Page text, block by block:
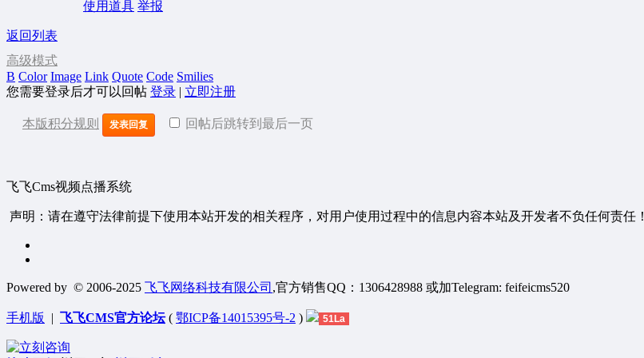
使用道具 举报
返回列表
高级模式
B Color Image Link Quote Code Smilies
您需要登录后才可以回帖 登录 | 立即注册
本版积分规则 发表回复 回帖后跳转到最后一页
飞飞Cms视频点播系统
声明：请在遵守法律前提下使用本站开发的相关程序，对用户使用过程中的信息内容本站及开发者不负任何责任！
Powered by © 2006-2025 飞飞网络科技有限公司 ,官方销售QQ：1306428988 或加Telegram: feifeicms520
手机版 | 飞飞CMS官方论坛( 鄂ICP备14015395号-2 ) 51La